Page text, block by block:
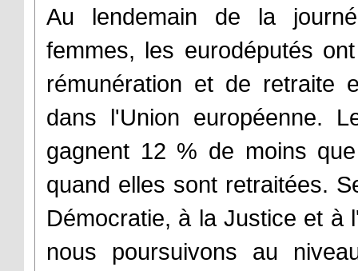
Au lendemain de la
femmes, les eurodéputés
rémunération et de retraite
dans l'Union européenne.
gagnent 12 % de moins
quand elles sont retraitées.
Démocratie, à la Justice et à
nous poursuivons au